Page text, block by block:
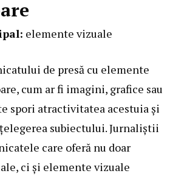
elemente vizuale
de presă cu elemente
cum ar fi imagini, grafice sau
spori atractivitatea acestuia și
subiectului. Jurnaliștii
care oferă nu doar
ci și elemente vizuale